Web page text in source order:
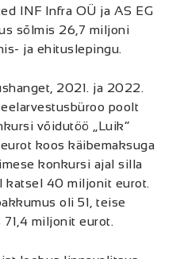
INF Infra OÜ ja AS EG
sõlmis 26,7 miljoni
ja ehituslepingu.
2021. ja 2022.
poolt
võidutöö „Luik“
koos käibemaksuga
konkursi ajal silla
katsel 40 miljonit eurot.
oli 51, teise
miljonit eurot.